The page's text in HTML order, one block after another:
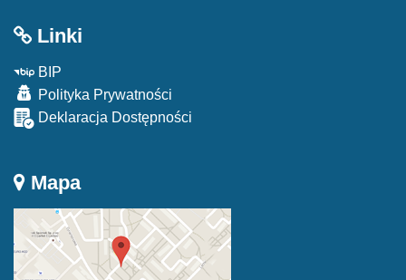
Linki
BIP
Polityka Prywatności
Deklaracja Dostępności
Mapa